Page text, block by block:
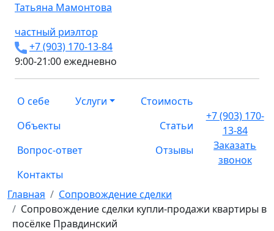
Татьяна Мамонтова
частный риэлтор
+7 (903) 170-13-84
9:00-21:00 ежедневно
О себе Услуги
Стоимость
Объекты
Статьи
Вопрос-ответ
Отзывы
Контакты
+7 (903) 170-
13-84
Заказать
звонок
Главная
Сопровождение сделки
Сопровождение сделки купли-продажи квартиры в
посёлке Правдинский